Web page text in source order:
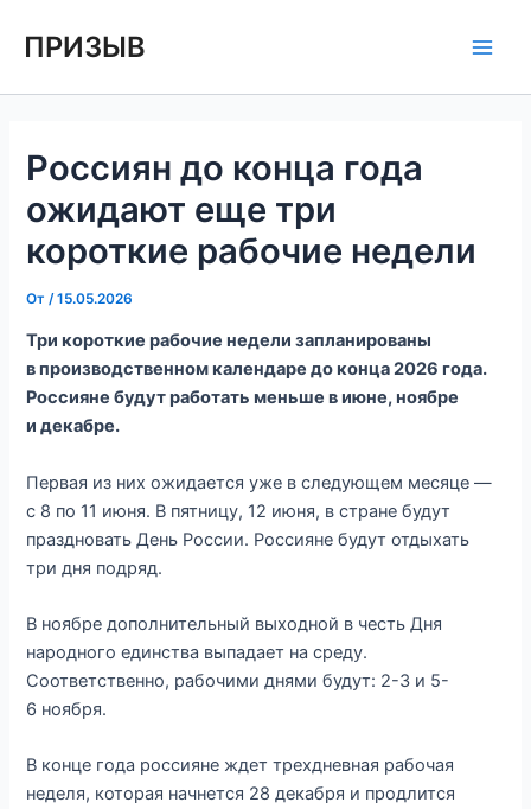
ПРИЗЫВ
Россиян до конца года
ожидают еще три
короткие рабочие недели
От /15.05.2026
Три короткие рабочие недели запланированы
в производственном календаре до конца 2026 года.
Россияне будут работать меньше в июне, ноябре
и декабре.
Первая из них ожидается уже в следующем месяце —
с 8 по 11 июня. В пятницу, 12 июня, в стране будут
праздновать День России. Россияне будут отдыхать
три дня подряд.
В ноябре дополнительный выходной в честь Дня
народного единства выпадает на среду.
Соответственно, рабочими днями будут: 2-3 и 5-
6 ноября.
В конце года россияне ждет трехдневная рабочая
неделя, которая начнется 28 декабря и продлится
по